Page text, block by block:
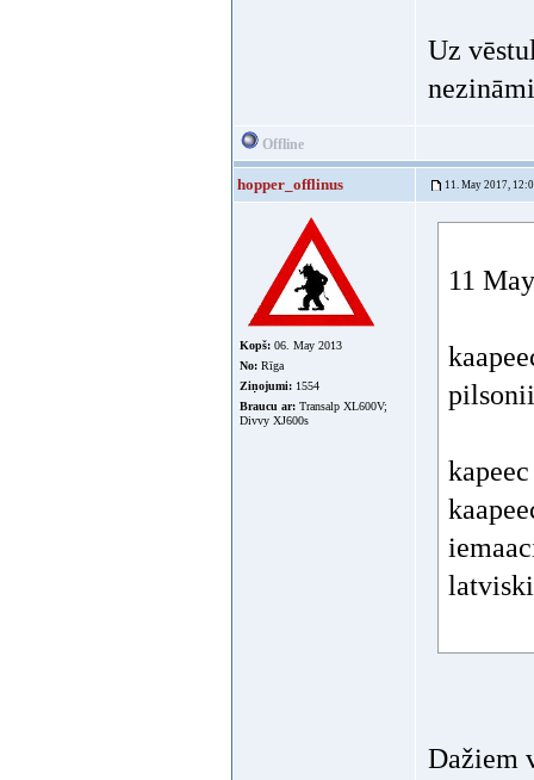
Uz
Offline
hopper_offlinus 11. May 2017,
Kopš: 06. May 2013
No: Rīga
Ziņojumi: 1554
Braucu ar: Transalp XL600V;
Divvy XJ600s
11
Dažiem